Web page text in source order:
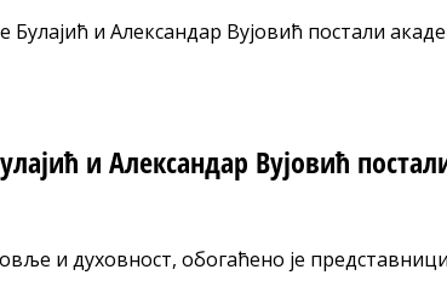
и Александар Вујовић постали
и Александар Вујовић
и духовност, обогаћено је